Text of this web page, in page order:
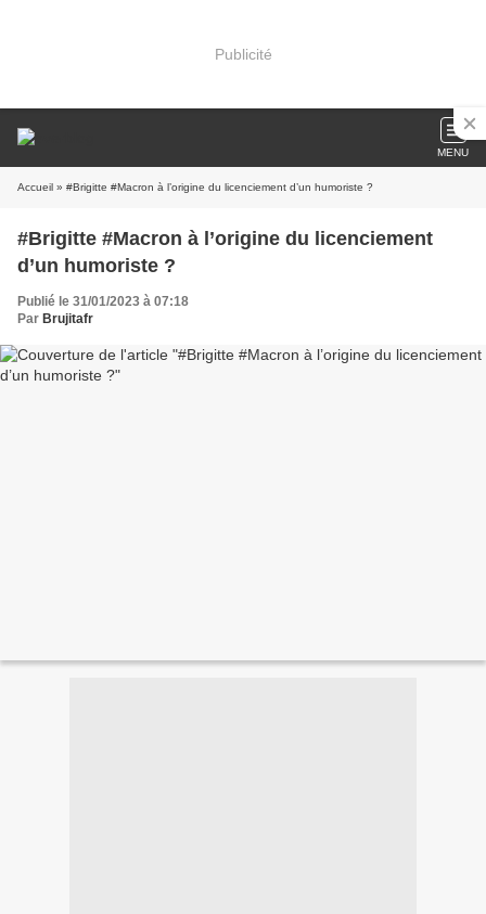
Publicité
MENU
Accueil » #Brigitte #Macron à l’origine du licenciement d’un humoriste ?
#Brigitte #Macron à l’origine du licenciement
d’un humoriste ?
Publié le 31/01/2023 à 07:18
Par Brujitafr